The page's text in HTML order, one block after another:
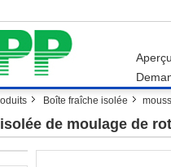
Aperçu
Boîte fraîche isolée
de moulage de